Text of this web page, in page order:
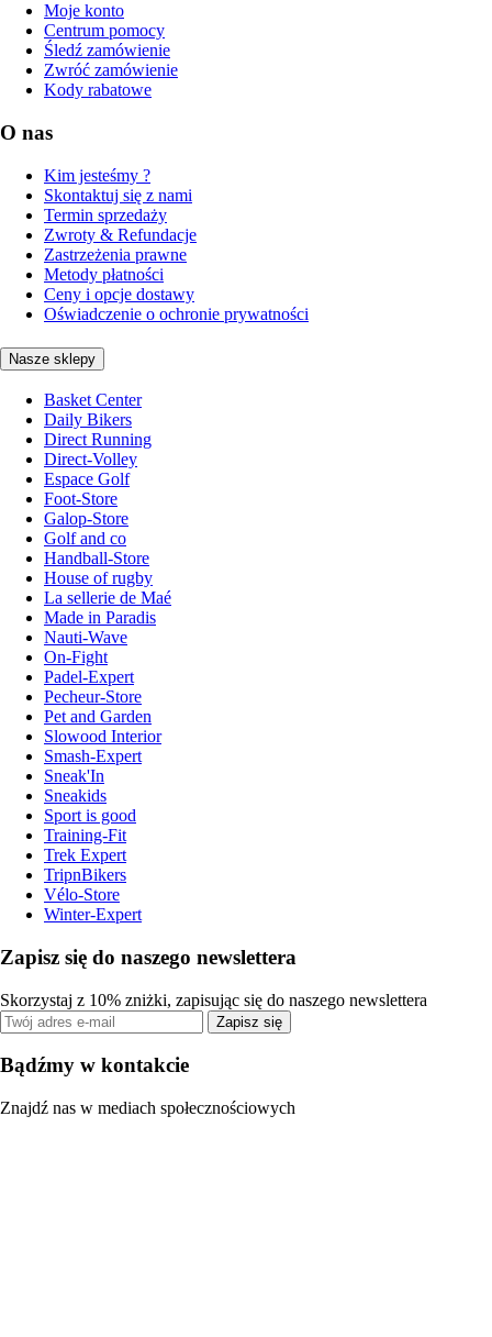
Moje konto
Centrum pomocy
Śledź zamówienie
Zwróć zamówienie
Kody rabatowe
O nas
Kim jesteśmy ?
Skontaktuj się z nami
Termin sprzedaży
Zwroty & Refundacje
Zastrzeżenia prawne
Metody płatności
Ceny i opcje dostawy
Oświadczenie o ochronie prywatności
Nasze sklepy
Basket Center
Daily Bikers
Direct Running
Direct-Volley
Espace Golf
Foot-Store
Galop-Store
Golf and co
Handball-Store
House of rugby
La sellerie de Maé
Made in Paradis
Nauti-Wave
On-Fight
Padel-Expert
Pecheur-Store
Pet and Garden
Slowood Interior
Smash-Expert
Sneak'In
Sneakids
Sport is good
Training-Fit
Trek Expert
TripnBikers
Vélo-Store
Winter-Expert
Zapisz się do naszego newslettera
Skorzystaj z 10% zniżki, zapisując się do naszego newslettera
Zapisz się
Bądźmy w kontakcie
Znajdź nas w mediach społecznościowych